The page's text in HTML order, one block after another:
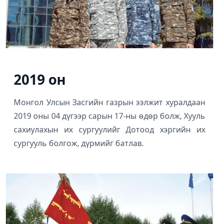
2019 он
Монгол Улсын Засгийн газрын ээлжит хуралдаан
2019 оны 04 дүгээр сарын 17-ны өдөр болж, Хууль
сахиулахын их сургуулийг Дотоод хэргийн их
сургууль болгож, дүрмийг батлав.